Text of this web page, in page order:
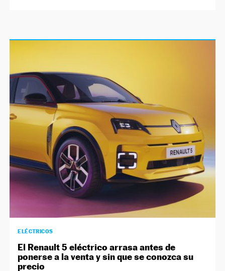
ELÉCTRICOS
El Renault 5 eléctrico arrasa antes de
ponerse a la venta y sin que se conozca su
precio